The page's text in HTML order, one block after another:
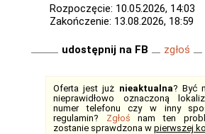
Rozpoczęcie: 10.05.2026, 14:03
Zakończenie: 13.08.2026, 18:59
udostępnij na FB zgłoś
Oferta jest już nieaktualna? Być
nieprawidłowo oznaczoną
numer telefonu czy w inny
regulamin? Zgłoś nam ten
zostanie sprawdzona w pierwszej